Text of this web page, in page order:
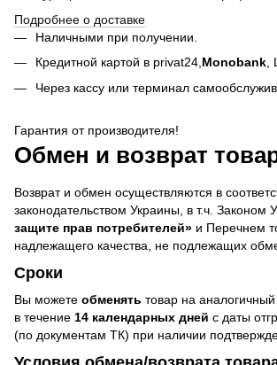
Подробнее о доставке
Наличными при получении.
Кредитной картой в privat24, Monobank
Через кассу или терминал
Гарантия от производителя!
Обмен и возврат
Возврат и обмен осуществляются в
законодательством Украины, в т.ч. Законом
защите прав потребителей» и Перечнем
надлежащего качества, не подлежащих
Сроки
Вы можете обменять товар на
в течение 14 календарных дней с даты
(по документам ТК) при наличии